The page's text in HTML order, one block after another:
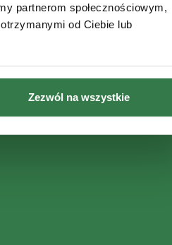
partnerom społecznościowym,
od Ciebie lub
Zezwól na wszystkie